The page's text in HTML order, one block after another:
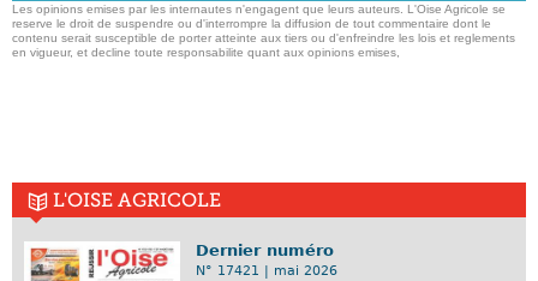
Les opinions emises par les internautes n'engagent que leurs auteurs. L'Oise Agricole se
reserve le droit de suspendre ou d'interrompre la diffusion de tout commentaire dont le
contenu serait susceptible de porter atteinte aux tiers ou d'enfreindre les lois et reglements
en vigueur, et decline toute responsabilite quant aux opinions emises,
L'OISE AGRICOLE
Dernier numéro
N° 17421 | mai 2026